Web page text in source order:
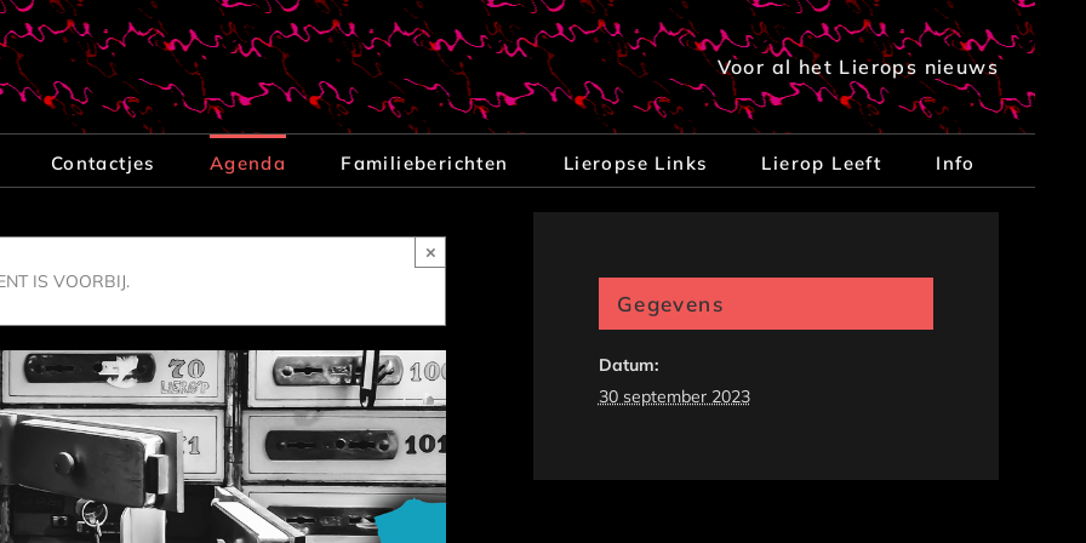
Voor al het Lierops nieuws
Contactjes Agenda Familieberichten Lieropse Links Lierop Leeft Info
IS VOORBIJ.
×
Gegevens
Datum:
30 september 2023